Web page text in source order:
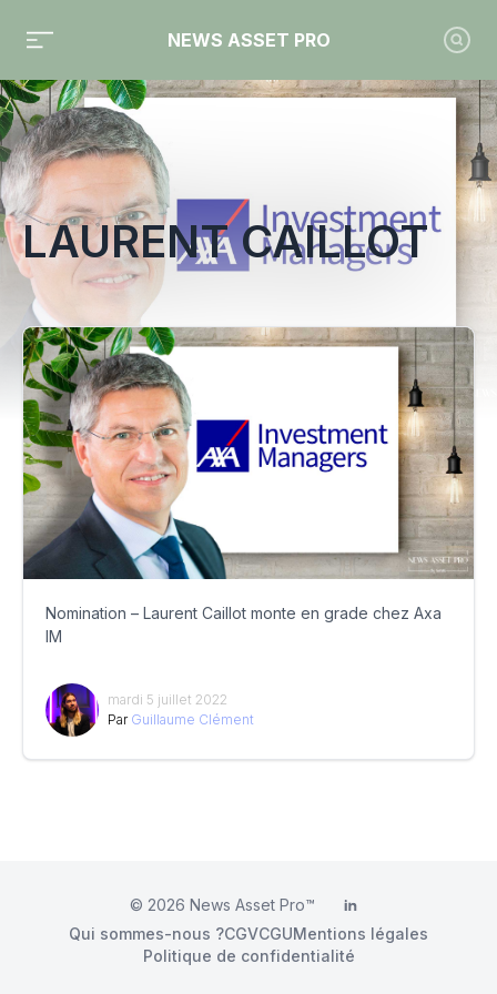
NEWS ASSET PRO
Toute l'actualité sur le tag "Laurent Caillot"
LAURENT CAILLOT
Nomination – Laurent Caillot monte en grade chez Axa
IM
mardi 5 juillet 2022
Par Guillaume Clément
© 2026 News Asset Pro™ LinkedIn
Qui sommes-nous ?CGVCGUMentions légales
Politique de confidentialité